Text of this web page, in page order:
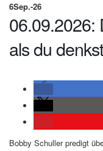
6Sep.-26
06.09.2026:
als du denkst
Bobby Schuller predigt